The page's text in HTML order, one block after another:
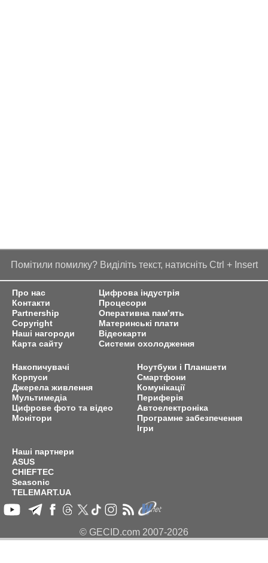
Помітили помилку? Виділіть текст, натисніть Ctrl + Insert
Про нас
Контакти
Partnership
Copyright
Наші нагороди
Карта сайту
Цифрова індустрія
Процесори
Оперативна пам’ять
Материнські плати
Відеокарти
Системи охолодження
Накопичувачі
Корпуси
Джерела живлення
Мультимедіа
Цифрове фото та відео
Монітори
Ноутбуки і Планшети
Смартфони
Комунікації
Периферія
Автоелектроніка
Програмне забезпечення
Ігри
Наші партнери
ASUS
CHIEFTEC
Seasonic
TELEMART.UA
© GECID.com 2007-2026